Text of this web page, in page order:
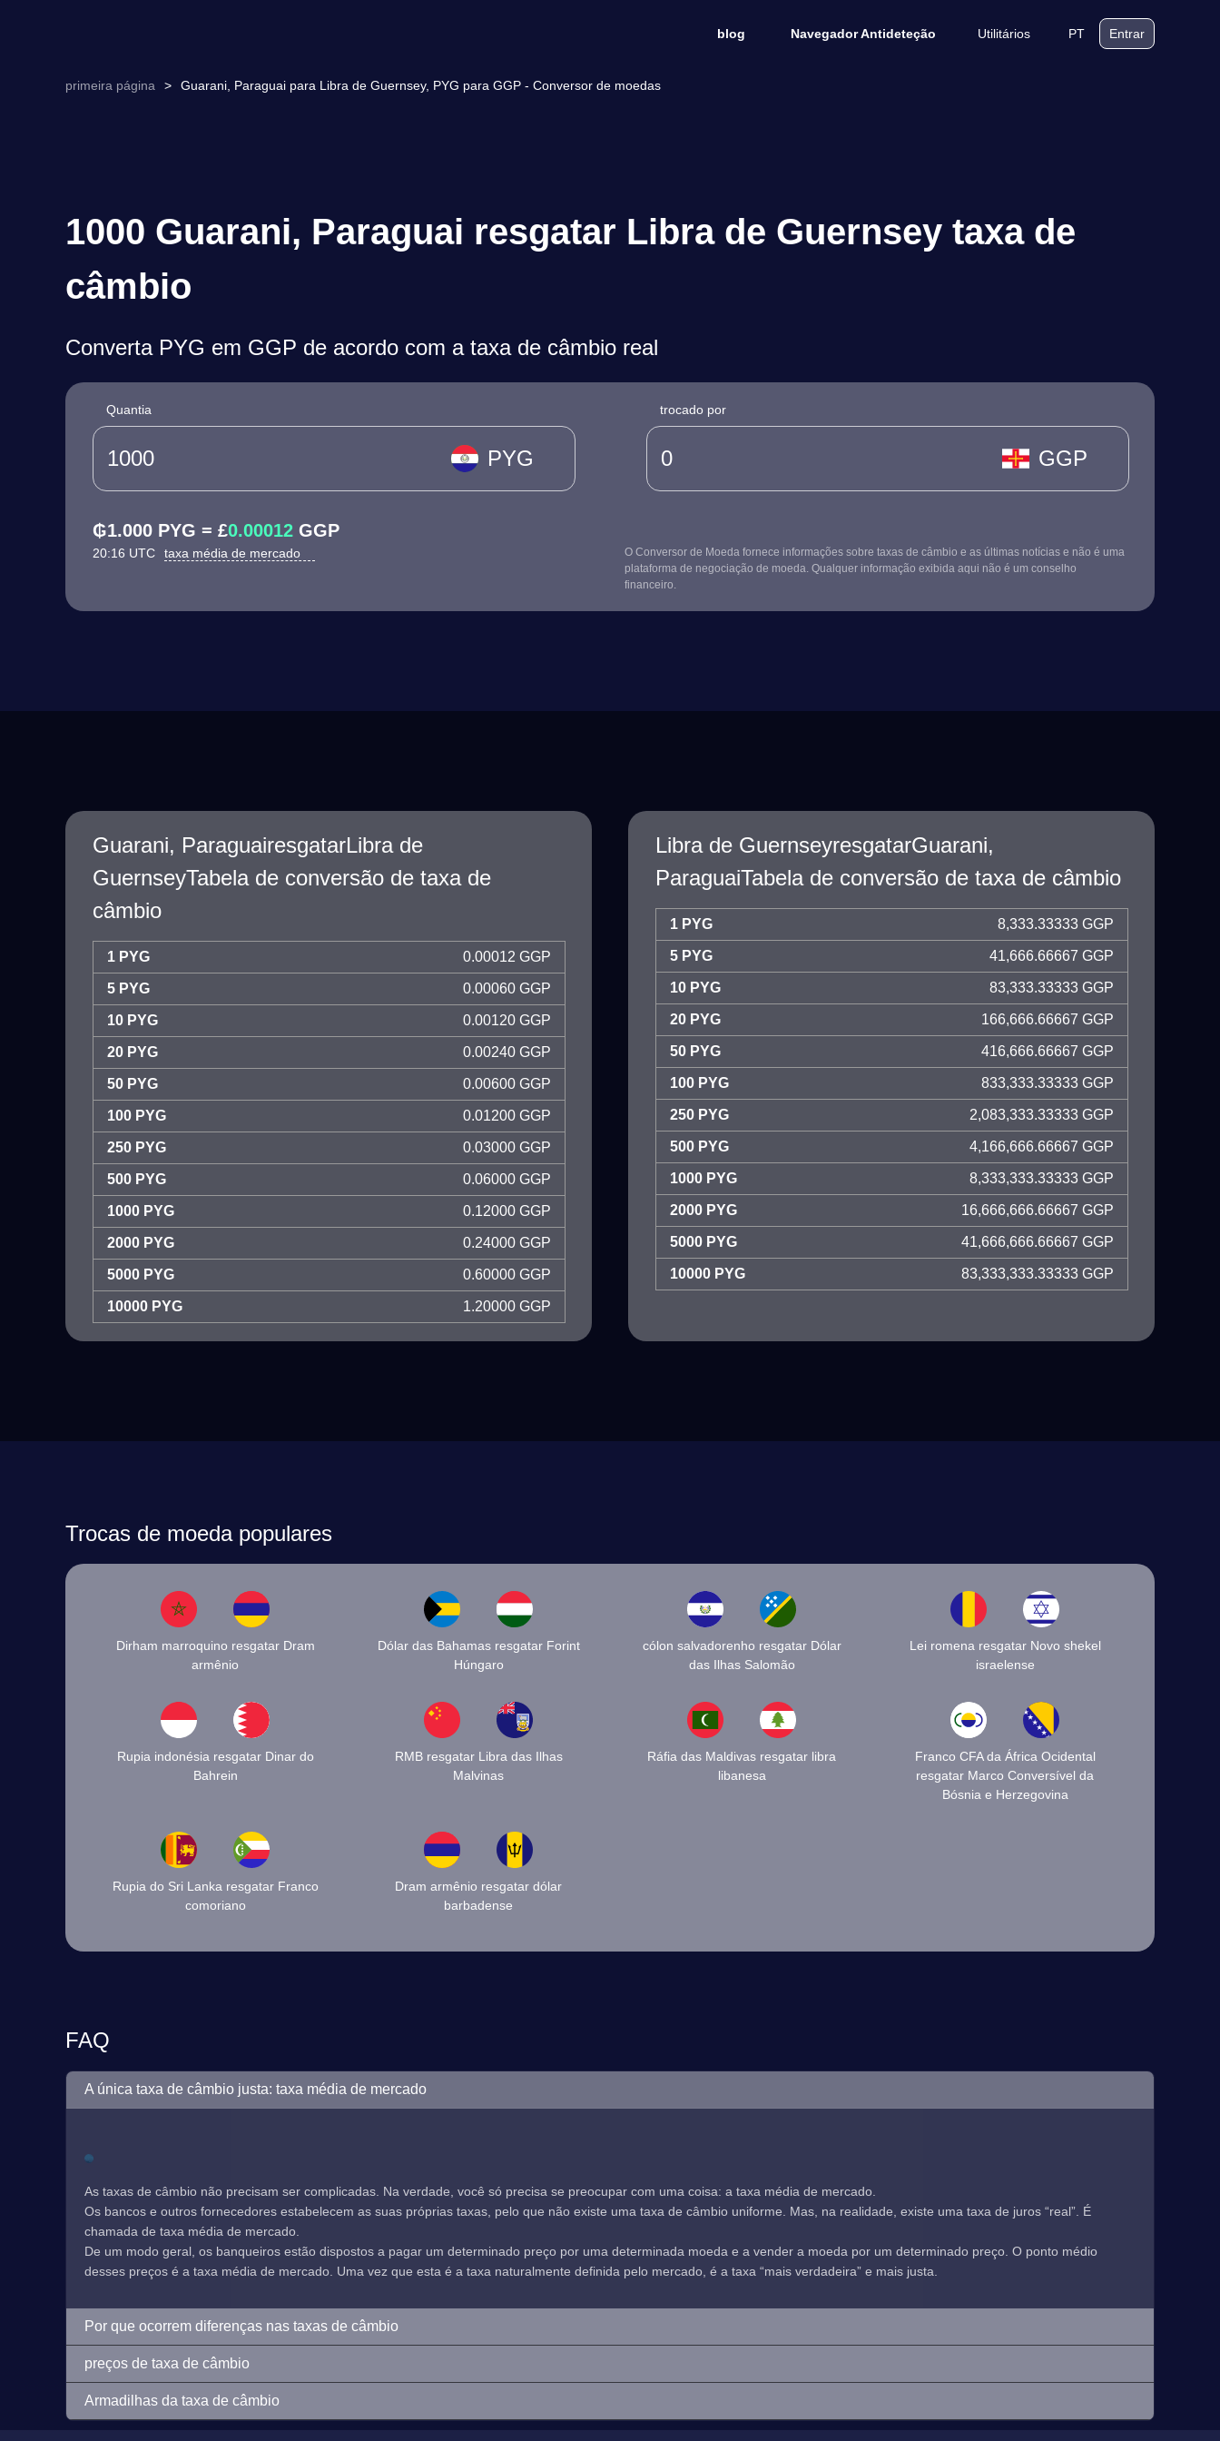
blog Navegador Antideteção Utilitários PT Entrar
primeira página > Guarani, Paraguai para Libra de Guernsey, PYG para GGP - Conversor de moedas
1000 Guarani, Paraguai resgatar Libra de Guernsey taxa de
câmbio
Converta PYG em GGP de acordo com a taxa de câmbio real
Quantia
PYG
trocado por
GGP
₲1.000 PYG = £0.00012 GGP
20:16 UTC taxa média de mercado
O Conversor de Moeda fornece informações sobre taxas de câmbio e as últimas notícias e não é uma
plataforma de negociação de moeda. Qualquer informação exibida aqui não é um conselho
financeiro.
Guarani, ParaguairesgatarLibra de
GuernseyTabela de conversão de taxa de
câmbio
1 PYG 0.00012 GGP
5 PYG 0.00060 GGP
10 PYG 0.00120 GGP
20 PYG 0.00240 GGP
50 PYG 0.00600 GGP
100 PYG 0.01200 GGP
250 PYG 0.03000 GGP
500 PYG 0.06000 GGP
1000 PYG 0.12000 GGP
2000 PYG 0.24000 GGP
5000 PYG 0.60000 GGP
10000 PYG 1.20000 GGP
Libra de GuernseyresgatarGuarani,
ParaguaiTabela de conversão de taxa de câmbio
1 PYG 8,333.33333 GGP
5 PYG 41,666.66667 GGP
10 PYG 83,333.33333 GGP
20 PYG 166,666.66667 GGP
50 PYG 416,666.66667 GGP
100 PYG 833,333.33333 GGP
250 PYG 2,083,333.33333 GGP
500 PYG 4,166,666.66667 GGP
1000 PYG 8,333,333.33333 GGP
2000 PYG 16,666,666.66667 GGP
5000 PYG 41,666,666.66667 GGP
10000 PYG 83,333,333.33333 GGP
Trocas de moeda populares
Dirham marroquino resgatar Dram
armênio
Dólar das Bahamas resgatar Forint
Húngaro
cólon salvadorenho resgatar Dólar
das Ilhas Salomão
Lei romena resgatar Novo shekel
israelense
Rupia indonésia resgatar Dinar do
Bahrein
RMB resgatar Libra das Ilhas
Malvinas
Ráfia das Maldivas resgatar libra
libanesa
Franco CFA da África Ocidental
resgatar Marco Conversível da
Bósnia e Herzegovina
Rupia do Sri Lanka resgatar Franco
comoriano
Dram armênio resgatar dólar
barbadense
FAQ
A única taxa de câmbio justa: taxa média de mercado
As taxas de câmbio não precisam ser complicadas. Na verdade, você só precisa se preocupar com uma coisa: a taxa média de mercado.
Os bancos e outros fornecedores estabelecem as suas próprias taxas, pelo que não existe uma taxa de câmbio uniforme. Mas, na realidade, existe uma taxa de juros “real”. É
chamada de taxa média de mercado.
De um modo geral, os banqueiros estão dispostos a pagar um determinado preço por uma determinada moeda e a vender a moeda por um determinado preço. O ponto médio
desses preços é a taxa média de mercado. Uma vez que esta é a taxa naturalmente definida pelo mercado, é a taxa “mais verdadeira” e mais justa.
Por que ocorrem diferenças nas taxas de câmbio
preços de taxa de câmbio
Armadilhas da taxa de câmbio